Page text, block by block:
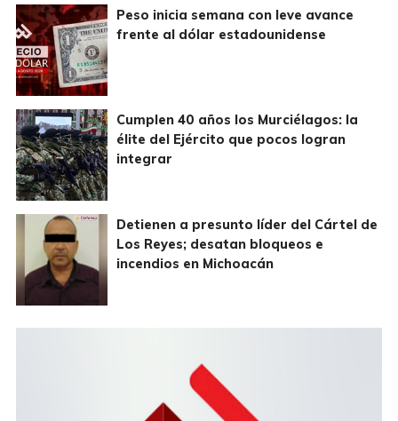
Peso inicia semana con leve avance
frente al dólar estadounidense
Cumplen 40 años los Murciélagos: la
élite del Ejército que pocos logran
integrar
Detienen a presunto líder del Cártel de
Los Reyes; desatan bloqueos e
incendios en Michoacán